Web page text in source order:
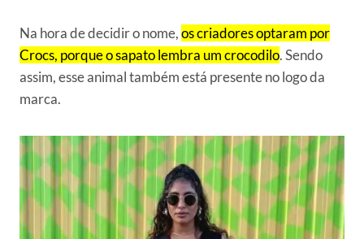
Na hora de decidir o nome,os criadores optaram por
Crocs, porque o sapato lembra um crocodilo. Sendo
assim, esse animal também está presente no logo da
marca.